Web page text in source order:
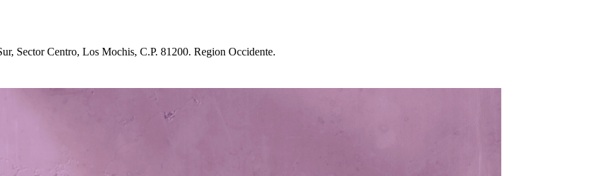
Sector Centro, Los Mochis, C.P. 81200. Region Occidente.